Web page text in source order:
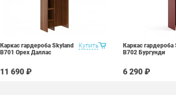
Купить
Каркас гардероба Skyland
В701 Орех Даллас
11 690 ₽
Каркас гардероба
В702 Бургунди
6 290 ₽